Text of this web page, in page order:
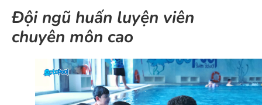
Đội ngũ huấn luyện viên
chuyên môn cao